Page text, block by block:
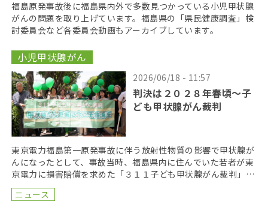
福島原発事故後に福島県内外で多数見つかっている小児甲状腺
がんの問題を取り上げています。福島県の「県民健康調査」検
討委員会など各委員会動画もアーカイブしています。
小児甲状腺がん
2026/06/18 - 11:57
判決は２０２８年春頃〜子
ども甲状腺がん裁判
東京電力福島第一原発事故に伴う放射性物質の影響で甲状腺が
んになったとして、事故当時、福島県内に住んでいた若者が東
京電力に損害賠償を求めた「３１１子ども甲状腺がん裁判」の
第１８回口頭弁論が２０２６年６月１７日に開かれた。裁 […]
ニュース